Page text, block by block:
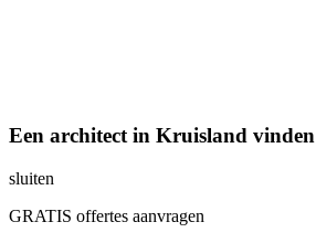
Een architect in Kruisland vinden
sluiten
GRATIS offertes aanvragen